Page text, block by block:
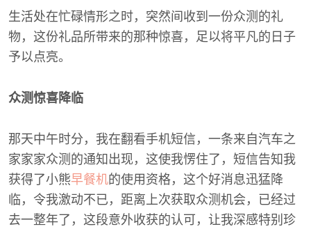
生活处在忙碌情形之时，突然间收到一份众测的礼
物，这份礼品所带来的那种惊喜，足以将平凡的日子
予以点亮。
众测惊喜降临
那天中午时分，我在翻看手机短信，一条来自汽车之
家家家众测的通知出现，这使我愣住了，短信告知我
获得了小熊早餐机的使用资格，这个好消息迅猛降
临，令我激动不已，距离上次获取众测机会，已经过
去一整年了，这段意外收获的认可，让我深感特别珍